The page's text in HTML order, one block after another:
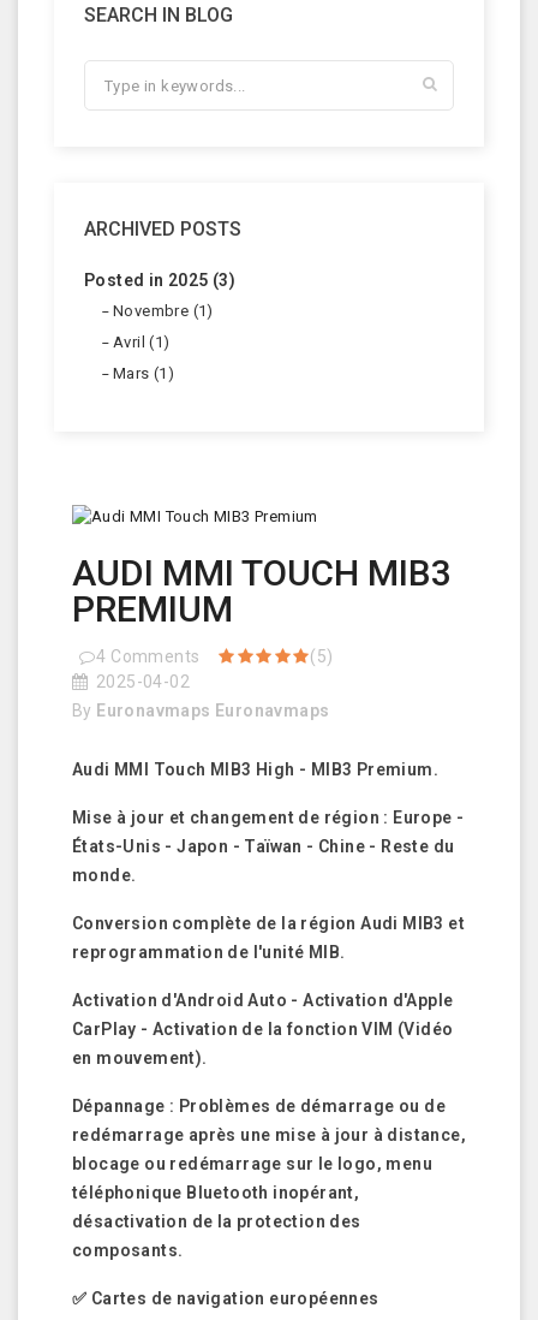
SEARCH IN BLOG
ARCHIVED POSTS
Posted in 2025 (3)
Novembre (1)
Avril (1)
Mars (1)
AUDI MMI TOUCH MIB3
PREMIUM
4 Comments
(5)
2025-04-02
By Euronavmaps Euronavmaps
Audi MMI Touch MIB3 High - MIB3 Premium.
Mise à jour et changement de région : Europe -
États-Unis - Japon - Taïwan - Chine - Reste du
monde.
Conversion complète de la région Audi MIB3 et
reprogrammation de l'unité MIB.
Activation d'Android Auto - Activation d'Apple
CarPlay - Activation de la fonction VIM (Vidéo
en mouvement).
Dépannage : Problèmes de démarrage ou de
redémarrage après une mise à jour à distance,
blocage ou redémarrage sur le logo, menu
téléphonique Bluetooth inopérant,
désactivation de la protection des
composants.
✅ Cartes de navigation européennes